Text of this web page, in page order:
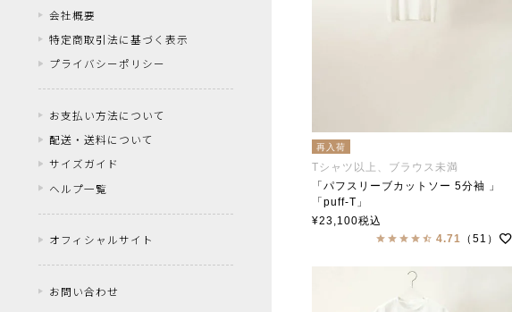
再入荷
Tシャツ以上、ブラウス未満
「パフスリーブカットソー 5分袖 」
「puff-T」
soutiencollar（ステンカラー）
¥23,100税込
4.71
（51）
会社概要
特定商取引法に基づく表示
プライバシーポリシー
お支払い方法について
配送・送料について
サイズガイド
ヘルプ一覧
オフィシャルサイト
お問い合わせ